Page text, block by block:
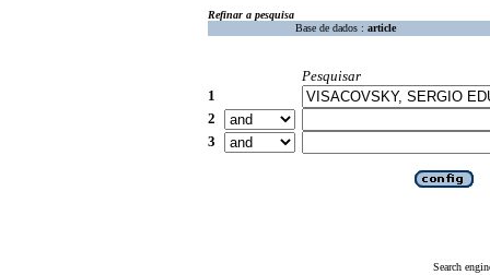
Refinar a pesquisa
Base de dados : article
Pesquisar
1
2
3
Search